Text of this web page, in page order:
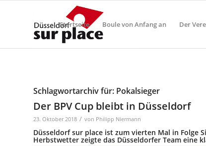
Startseite Boule von Anfang an Der
Schlagwortarchiv für: Pokalsieger
Der BPV Cup bleibt in Düsseldorf
23. Oktober 2018 / von Philipp Niermann
Düsseldorf sur place ist zum vierten Mal in Folge
Herbstwetter zeigte das Düsseldorfer Team eine